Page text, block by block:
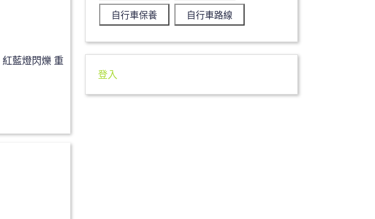
自行車保養 自行車路線
登入